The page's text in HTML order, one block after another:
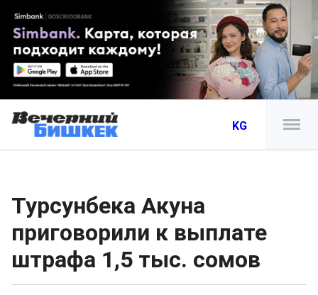
KG
Турсунбека Акуна
приговорили к выплате
штрафа 1,5 тыс. сомов